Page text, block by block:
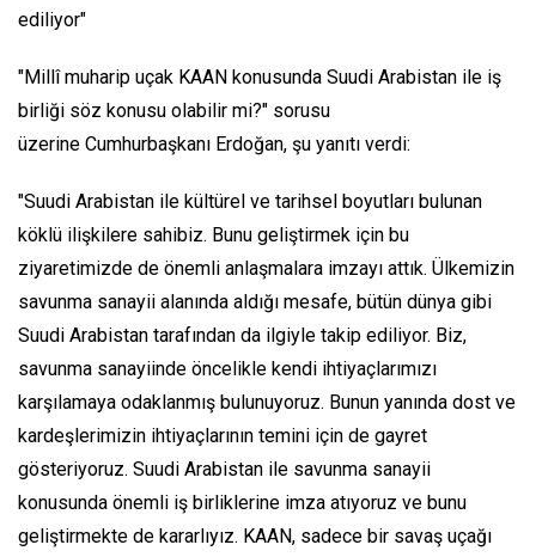
ediliyor"
"Millî muharip uçak KAAN konusunda Suudi Arabistan ile iş
birliği söz konusu olabilir mi?" sorusu
üzerine Cumhurbaşkanı Erdoğan, şu yanıtı verdi:
"Suudi Arabistan ile kültürel ve tarihsel boyutları bulunan
köklü ilişkilere sahibiz. Bunu geliştirmek için bu
ziyaretimizde de önemli anlaşmalara imzayı attık. Ülkemizin
savunma sanayii alanında aldığı mesafe, bütün dünya gibi
Suudi Arabistan tarafından da ilgiyle takip ediliyor. Biz,
savunma sanayiinde öncelikle kendi ihtiyaçlarımızı
karşılamaya odaklanmış bulunuyoruz. Bunun yanında dost ve
kardeşlerimizin ihtiyaçlarının temini için de gayret
gösteriyoruz. Suudi Arabistan ile savunma sanayii
konusunda önemli iş birliklerine imza atıyoruz ve bunu
geliştirmekte de kararlıyız. KAAN, sadece bir savaş uçağı